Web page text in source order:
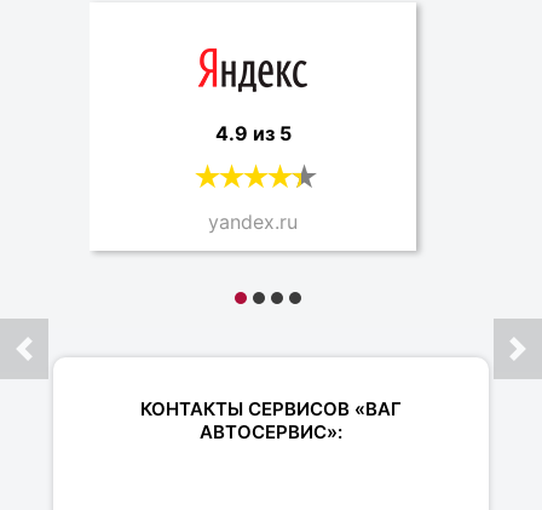
4.9 из 5
yandex.ru
КОНТАКТЫ СЕРВИСОВ «ВАГ
АВТОСЕРВИС»: